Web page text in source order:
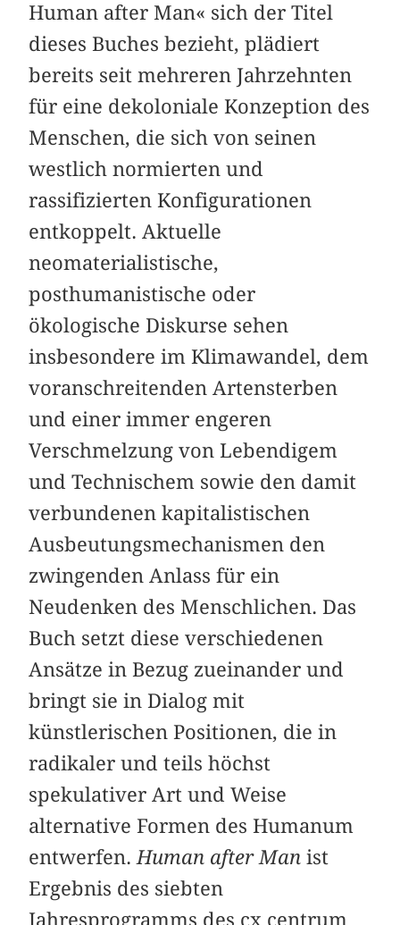
Human after Man« sich der Titel
dieses Buches bezieht, plädiert
bereits seit mehreren Jahrzehnten
für eine dekoloniale Konzeption des
Menschen, die sich von seinen
westlich normierten und
rassifizierten Konfigurationen
entkoppelt. Aktuelle
neomaterialistische,
posthumanistische oder
ökologische Diskurse sehen
insbesondere im Klimawandel, dem
voranschreitenden Artensterben
und einer immer engeren
Verschmelzung von Lebendigem
und Technischem sowie den damit
verbundenen kapitalistischen
Ausbeutungsmechanismen den
zwingenden Anlass für ein
Neudenken des Menschlichen. Das
Buch setzt diese verschiedenen
Ansätze in Bezug zueinander und
bringt sie in Dialog mit
künstlerischen Positionen, die in
radikaler und teils höchst
spekulativer Art und Weise
alternative Formen des Humanum
entwerfen.Human after Man ist
Ergebnis des siebten
Jahresprogramms des cx centrum